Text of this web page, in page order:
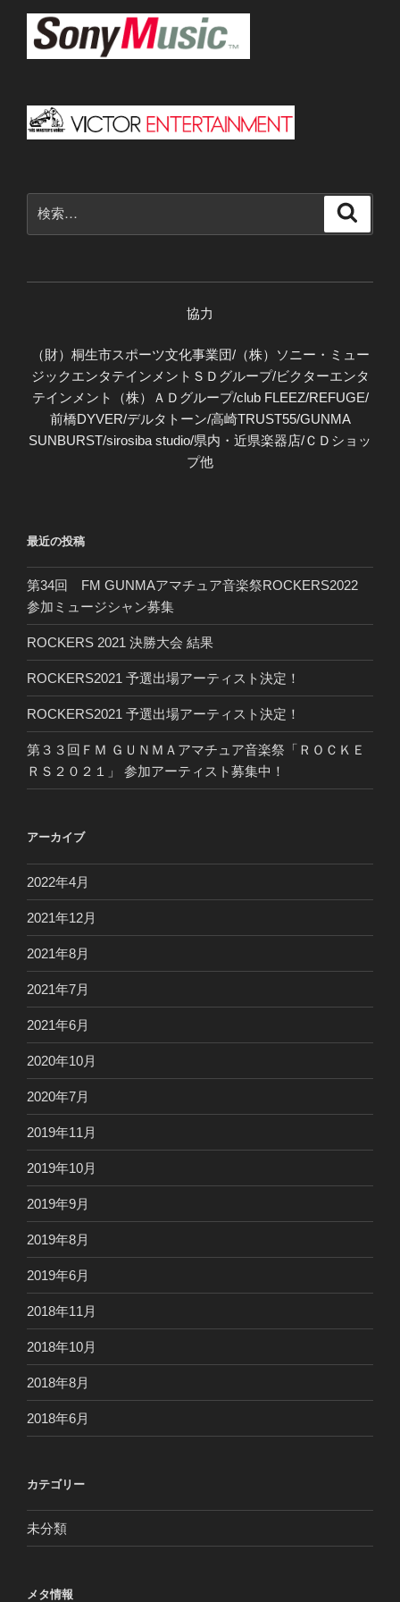
索:
協力
（財）桐生市スポーツ文化事業団/（株）ソニー・ミュー
ジックエンタテインメントＳＤグループ/ビクターエンタ
テインメント（株）ＡＤグループ/club FLEEZ/REFUGE/
前橋DYVER/デルタトーン/高崎TRUST55/GUNMA
SUNBURST/sirosiba studio/県内・近県楽器店/ＣＤショッ
プ他
最近の投稿
第34回 FM GUNMAアマチュア音楽祭ROCKERS2022
参加ミュージシャン募集
ROCKERS 2021 決勝大会 結果
ROCKERS2021 予選出場アーティスト決定！
ROCKERS2021 予選出場アーティスト決定！
第３３回ＦＭ ＧＵＮＭＡアマチュア音楽祭「ＲＯＣＫＥ
ＲＳ２０２１」 参加アーティスト募集中！
アーカイブ
2022年4月
2021年12月
2021年8月
2021年7月
2021年6月
2020年10月
2020年7月
2019年11月
2019年10月
2019年9月
2019年8月
2019年6月
2018年11月
2018年10月
2018年8月
2018年6月
カテゴリー
未分類
メタ情報